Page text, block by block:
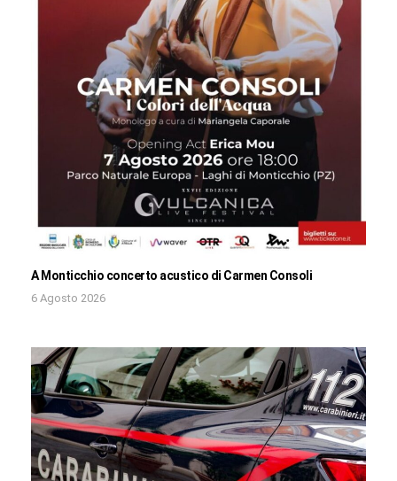
A Monticchio concerto acustico di Carmen Consoli
6 Agosto 2026